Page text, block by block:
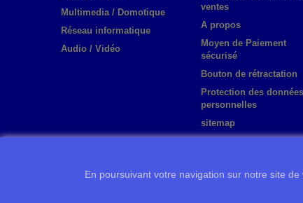
Multimedia / Domotique
Réseau informatique
Audio / Vidéo
ventes
A propos
Moyen de Paiement
sécurisé
Bouton de rétractation
Protection des données
personnelles
sitemap
En poursuivant votre navigation sur notre site